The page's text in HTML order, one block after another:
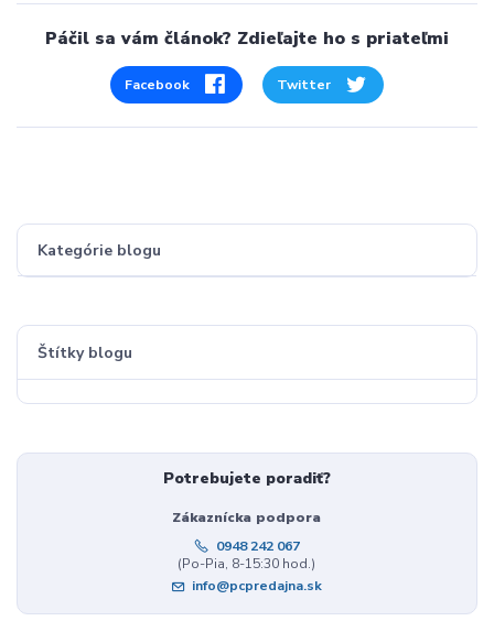
Kategórie blogu
Štítky blogu
Potrebujete poradiť?
Zákaznícka podpora
0948 242 067
(Po-Pia, 8-15:30 hod.)
info@pcpredajna.sk
Páčil sa vám článok? Zdieľajte ho s priateľmi
Facebook Twitter